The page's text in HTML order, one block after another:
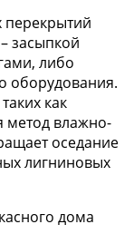
перекрытий
засыпкой
либо
оборудования.
как
метод влажно-
оседание
лигниновых